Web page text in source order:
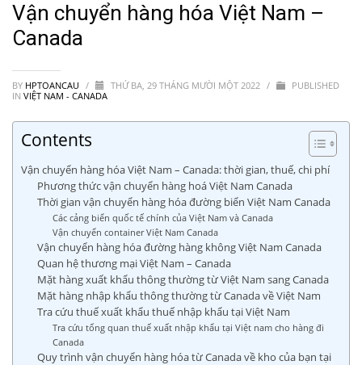
Vận chuyển hàng hóa Việt Nam –
Canada
BY HPTOANCAU / THỨ BA, 29 THÁNG MƯỜI MỘT 2022 /
PUBLISHED
IN VIỆT NAM - CANADA
Contents
Vận chuyển hàng hóa Việt Nam – Canada: thời gian, thuế, chi phí
Phương thức vận chuyển hàng hoá Việt Nam Canada
Thời gian vận chuyển hàng hóa đường biển Việt Nam Canada
Các cảng biển quốc tế chính của Việt Nam và Canada
Vận chuyển container Việt Nam Canada
Vận chuyển hàng hóa đường hàng không Việt Nam Canada
Quan hệ thương mại Việt Nam – Canada
Mặt hàng xuất khẩu thông thường từ Việt Nam sang Canada
Mặt hàng nhập khẩu thông thường từ Canada về Việt Nam
Tra cứu thuế xuất khẩu thuế nhập khẩu tại Việt Nam
Tra cứu tổng quan thuế xuất nhập khẩu tại Việt nam cho hàng đi
Canada
Quy trình vận chuyển hàng hóa từ Canada về kho của bạn tại